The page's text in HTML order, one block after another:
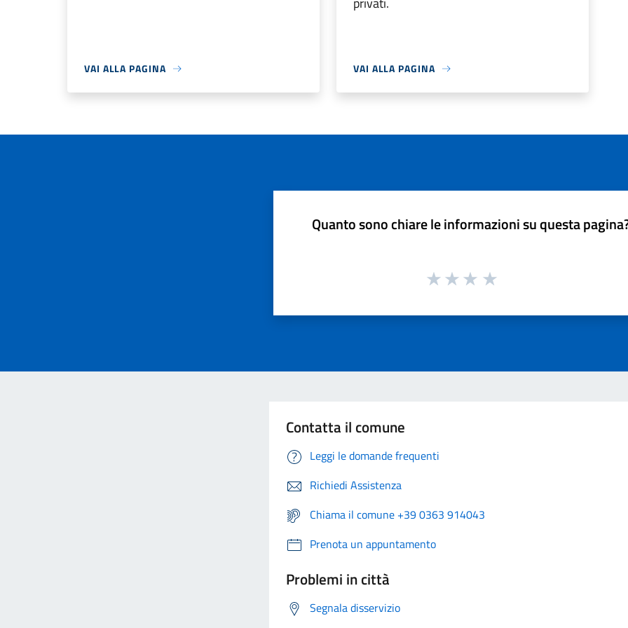
VAI ALLA PAGINA VAI ALLA PAGINA
Quanto sono chiare le informazioni su questa
Contatta il comune
Leggi le domande frequenti
Richiedi Assistenza
Chiama il comune +39 0363 914043
Prenota un appuntamento
Problemi in città
Segnala disservizio